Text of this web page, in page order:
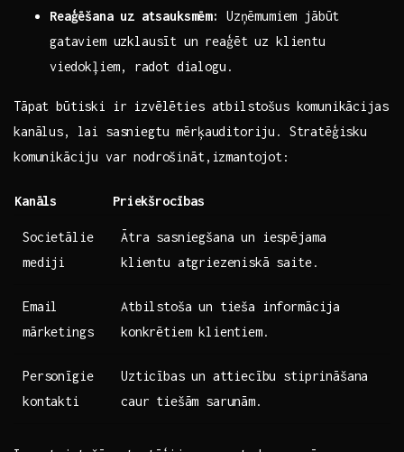
Reaģēšana uz⁤ atsauksmēm:
Uzņēmumiem jābūt
gataviem uzklausīt‍ un reaģēt uz klientu
⁣viedokļiem,⁢ radot dialogu.
Tāpat būtiski ir izvēlēties atbilstošus komunikācijas
kanālus, lai sasniegtu mērķauditoriju. Stratēģisku
komunikāciju var nodrošināt,izmantojot:
Kanāls Priekšrocības
Societālie
mediji
Ātra sasniegšana un iespējama
klientu atgriezeniskā saite.
Email
mārketings
Atbilstoša un tieša informācija
konkrētiem klientiem.
Personīgie
kontakti
Uzticības⁢ un attiecību stiprināšana
caur tiešām sarunām.